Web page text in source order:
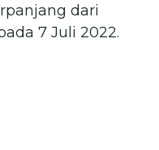
dari
7 Juli 2022.